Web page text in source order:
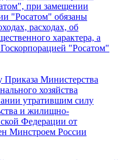
при замещении
"Росатом" обязаны
расходах, об
характера, а
"Росатом"
Приказа Министерства
хозяйства
утратившим силу
и жилищно-
Федерации от
Минстроем России